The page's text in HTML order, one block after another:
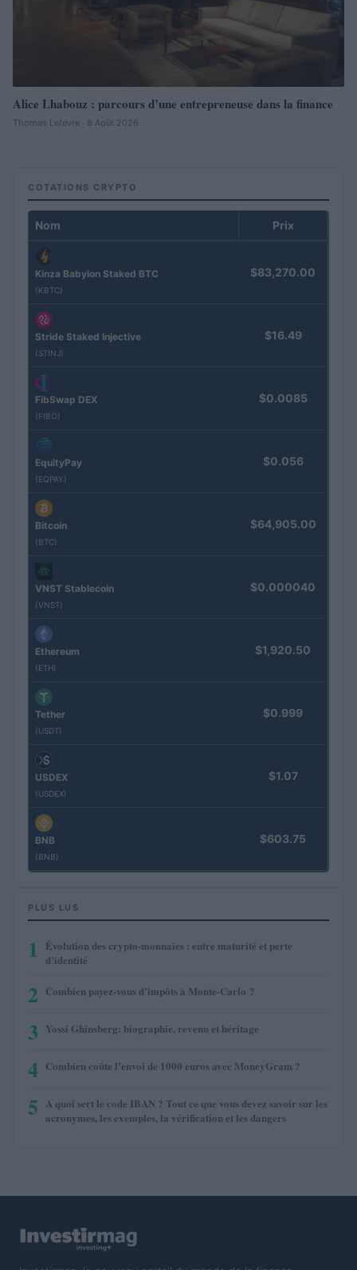
Alice Lhabouz : parcours d’une entrepreneuse dans la finance
Thomas Lefevre · 8 Août 2026
COTATIONS CRYPTO
Nom Prix
Kinza Babylon Staked BTC
(KBTC)
$83,270.00
Stride Staked Injective
(STINJ)
$16.49
FibSwap DEX
(FIBO)
$0.0085
EquityPay
(EQPAY)
$0.056
Bitcoin
(BTC)
$64,905.00
VNST Stablecoin
(VNST)
$0.000040
Ethereum
(ETH)
$1,920.50
Tether
(USDT)
$0.999
USDEX
(USDEX)
$1.07
BNB
(BNB)
$603.75
PLUS LUS
1
Évolution des crypto-monnaies : entre maturité et perte
d’identité
2 Combien payez-vous d’impôts à Monte-Carlo ?
3 Yossi Ghinsberg: biographie, revenu et héritage
4 Combien coûte l’envoi de 1000 euros avec MoneyGram ?
5 A quoi sert le code IBAN ? Tout ce que vous devez savoir sur les
acronymes, les exemples, la vérification et les dangers